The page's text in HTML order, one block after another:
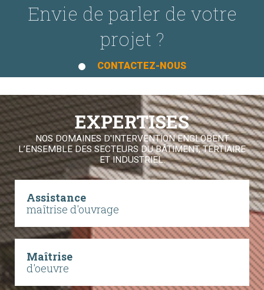
Envie de parler de votre
projet ?
CONTACTEZ-NOUS
EXPERTISES
NOS DOMAINES D'INTERVENTION ENGLOBENT
L’ENSEMBLE DES SECTEURS DU BÂTIMENT, TERTIAIRE
ET INDUSTRIEL.
Assistance
maîtrise d'ouvrage
Maîtrise
d'oeuvre